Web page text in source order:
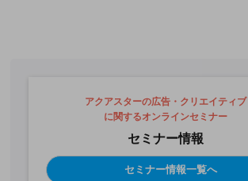
アクアスターの広告・クリエイティブ
に関するオンラインセミナー
セミナー情報
セミナー情報一覧へ